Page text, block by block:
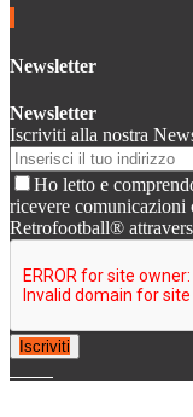
Newsletter
Newsletter
Iscriviti alla nostra
Ho letto e
ricevere comunicazioni
Retrofootball®
Iscriviti